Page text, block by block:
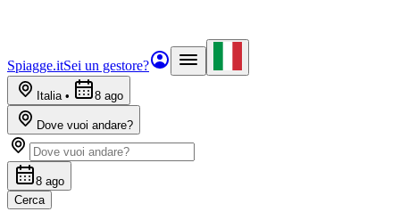
Spiagge.itSei un gestore?
Italia• 8 ago
Dove vuoi andare?
8 ago
Cerca